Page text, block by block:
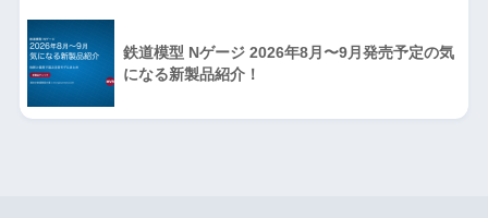
鉄道模型 Nゲージ 2026年8月〜9月発売予定の気
になる新製品紹介！